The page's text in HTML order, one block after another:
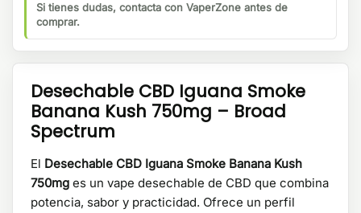
Si tienes dudas, contacta con VaperZone antes de
comprar.
Desechable CBD Iguana Smoke
Banana Kush 750mg – Broad
Spectrum
El Desechable CBD Iguana Smoke Banana Kush
750mg es un vape desechable de CBD que combina
potencia, sabor y practicidad. Ofrece un perfil